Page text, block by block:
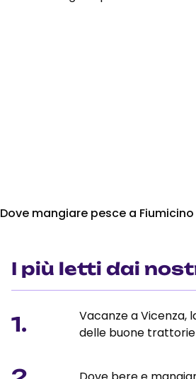
Dove mangiare pesce a Fiumicino
I più letti dai
1.
Vacanze a Vicenza,
delle buone trattorie